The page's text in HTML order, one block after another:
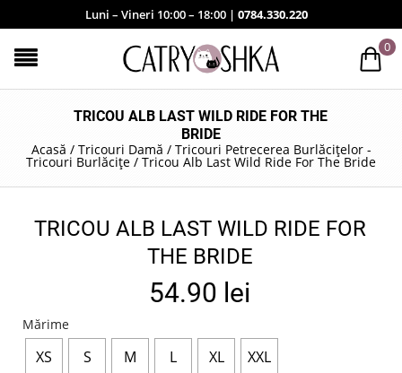
Luni – Vineri 10:00 – 18:00 | 0784.330.220
0
TRICOU ALB LAST WILD RIDE FOR THE
BRIDE
Acasă / Tricouri Damă / Tricouri Petrecerea Burlăcițelor -
Tricouri Burlăcițe / Tricou Alb Last Wild Ride For The Bride
TRICOU ALB LAST WILD RIDE FOR
THE BRIDE
54.90 lei
Mărime
XS S M L XL XXL